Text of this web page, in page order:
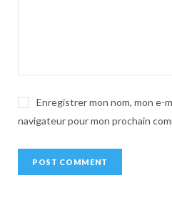
Enregistrer mon nom, mon e-
navigateur pour mon prochain